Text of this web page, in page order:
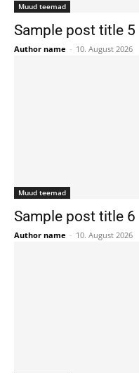
Muud teemad
Sample post title 5
Author name - 10. August 2026
Muud teemad
Sample post title 6
Author name - 10. August 2026